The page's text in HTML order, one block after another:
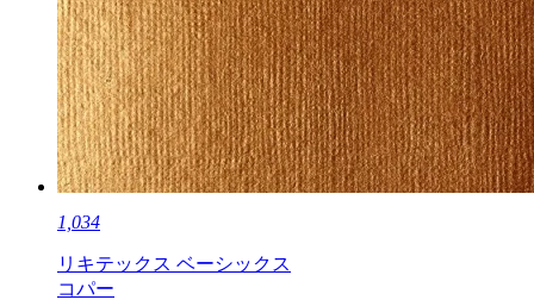
1,034
リキテックス ベーシックス
コパー